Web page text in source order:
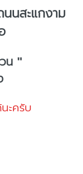
นสะแกงาม
น "
ะครับ